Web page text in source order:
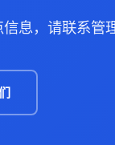
息，请联系管